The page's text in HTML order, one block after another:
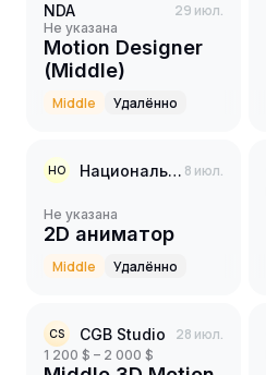
NDA 29 июл.
Не указана
Motion Designer
(Middle)
Middle Удалённо
НО Национальное образование 8 июл.
Не указана
2D аниматор
Middle Удалённо
CS CGB Studio 28 июл.
1 200 $ – 2 000 $